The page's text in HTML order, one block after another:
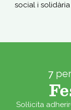
social i solidària
7
Sol·licita